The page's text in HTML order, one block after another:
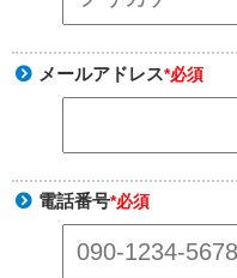
メールアドレス*必須
電話番号*必須